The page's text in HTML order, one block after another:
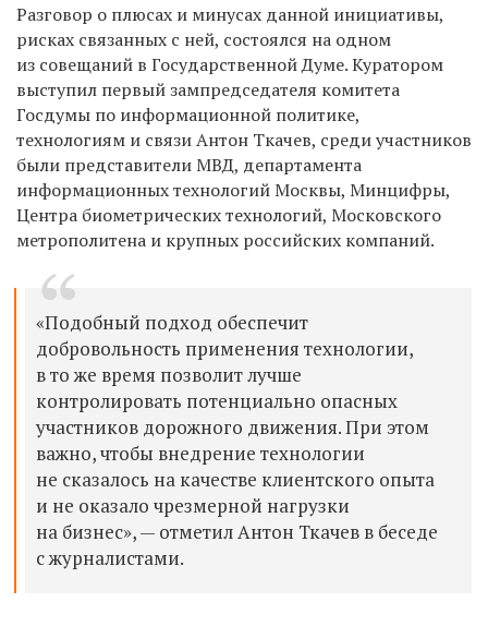
Разговор о плюсах и минусах данной инициативы,
рисках связанных с ней, состоялся на одном
из совещаний в Государственной Думе. Куратором
выступил первый зампредседателя комитета
Госдумы по информационной политике,
технологиям и связи Антон Ткачев, среди участников
были представители МВД, департамента
информационных технологий Москвы, Минцифры,
Центра биометрических технологий, Московского
метрополитена и крупных российских компаний.
«Подобный подход обеспечит
добровольность применения технологии,
в то же время позволит лучше
контролировать потенциально опасных
участников дорожного движения. При этом
важно, чтобы внедрение технологии
не сказалось на качестве клиентского опыта
и не оказало чрезмерной нагрузки
на бизнес», — отметил Антон Ткачев в беседе
с журналистами.